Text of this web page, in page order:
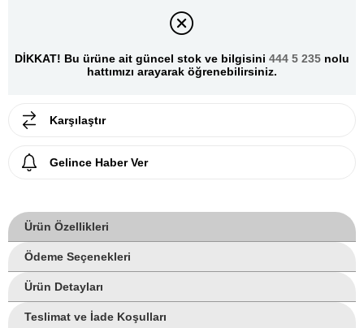
DİKKAT! Bu ürüne ait güncel stok ve bilgisini 444 5 235 nolu
hattımızı arayarak öğrenebilirsiniz.
Karşılaştır
Gelince Haber Ver
Ürün Özellikleri
Ödeme Seçenekleri
Ürün Detayları
Teslimat ve İade Koşulları